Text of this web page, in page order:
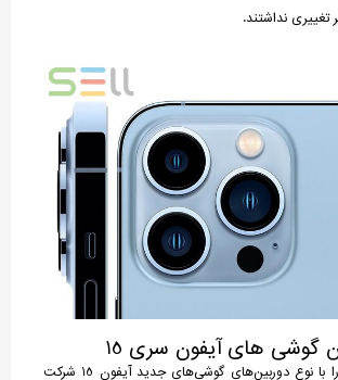
تغییری نداشتند.
گوشی های آیفون سری 15
در این بخش شما را با نوع دوربین‌های گوشی‌های جدید آیفون 15 شرکت